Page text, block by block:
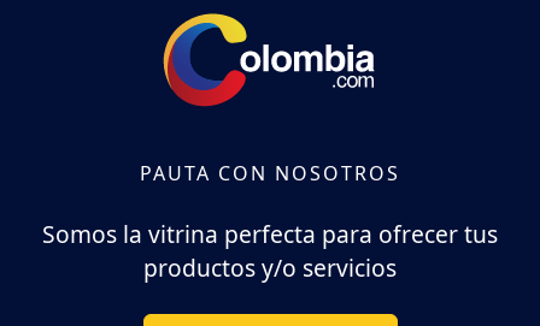
PAUTA CON NOSOTROS
Somos la vitrina perfecta para ofrecer tus
productos y/o servicios